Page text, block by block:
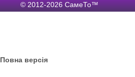
© 2012-2026 СамеТо™
Повна версія